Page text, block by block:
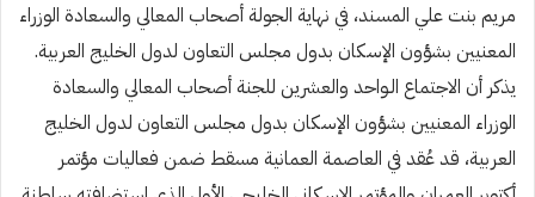
مريم بنت علي المسند، في نهاية الجولة أصحاب المعالي والسعادة الوزراء
المعنيين بشؤون الإسكان بدول مجلس التعاون لدول الخليج العربية.
يذكر أن الاجتماع الـواحد والعشرين للجنة أصحاب المعالي والسعادة
الوزراء المعنيين بشؤون الإسكان بدول مجلس التعاون لدول الخليج
العربية، قد عُقد في العاصمة العمانية مسقط ضمن فعاليات مؤتمر